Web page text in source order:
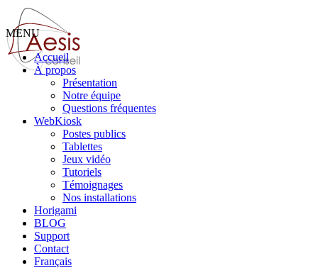
MENU
Accueil
À propos
Présentation
Notre équipe
Questions fréquentes
WebKiosk
Postes publics
Tablettes
Jeux vidéo
Tutoriels
Témoignages
Nos installations
Horigami
BLOG
Support
Contact
Français